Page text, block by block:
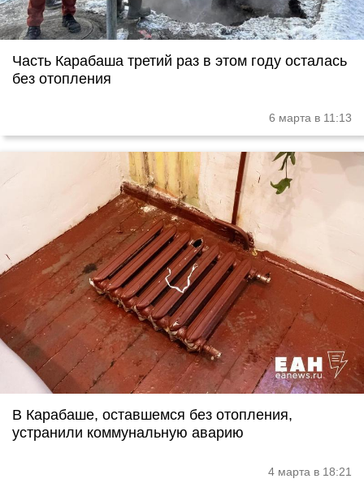
Часть Карабаша третий раз в этом году осталась
без отопления
6 марта в 11:13
В Карабаше, оставшемся без отопления,
устранили коммунальную аварию
4 марта в 18:21